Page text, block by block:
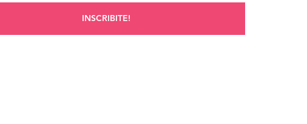
INSCRIBITE!